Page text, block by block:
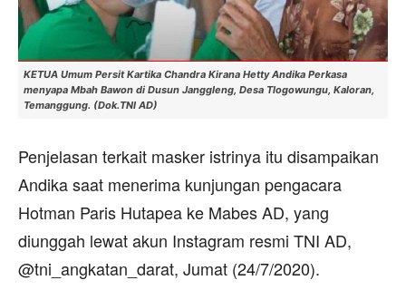
KETUA Umum Persit Kartika Chandra Kirana Hetty Andika Perkasa
menyapa Mbah Bawon di Dusun Janggleng, Desa Tlogowungu, Kaloran,
Temanggung. (Dok.TNI AD)
Penjelasan terkait masker istrinya itu disampaikan
Andika saat menerima kunjungan pengacara
Hotman Paris Hutapea ke Mabes AD, yang
diunggah lewat akun Instagram resmi TNI AD,
@tni_angkatan_darat, Jumat (24/7/2020).